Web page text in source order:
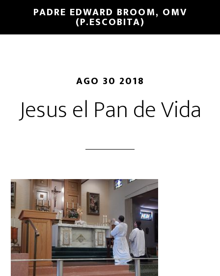
PADRE EDWARD BROOM, OMV
(P.ESCOBITA)
AGO 30 2018
Jesus el Pan de Vida